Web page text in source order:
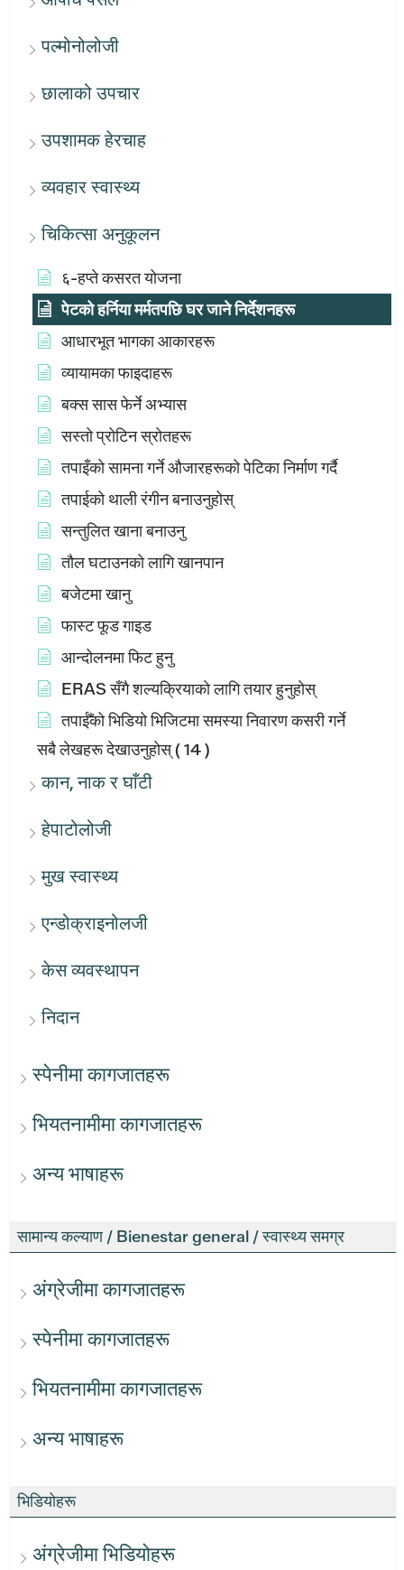
पल्मोनोलोजी
छालाको उपचार
उपशामक हेरचाह
व्यवहार स्वास्थ्य
चिकित्सा अनुकूलन
६-हप्ते कसरत योजना
पेटको हर्निया मर्मतपछि घर जाने निर्देशनहरू
आधारभूत भागका आकारहरू
व्यायामका फाइदाहरू
बक्स सास फेर्ने अभ्यास
सस्तो प्रोटिन स्रोतहरू
तपाइँको सामना गर्ने औजारहरूको पेटिका निर्माण गर्दै
तपाईको थाली रंगीन बनाउनुहोस्
सन्तुलित खाना बनाउनु
तौल घटाउनको लागि खानपान
बजेटमा खानु
फास्ट फूड गाइड
आन्दोलनमा फिट हुनु
ERAS सँगै शल्यक्रियाको लागि तयार हुनुहोस्
तपाईँको भिडियो भिजिटमा समस्या निवारण कसरी गर्ने
सबै लेखहरू देखाउनुहोस्( 14 )
कान, नाक र घाँटी
हेपाटोलोजी
मुख स्वास्थ्य
एन्डोक्राइनोलजी
केस व्यवस्थापन
निदान
स्पेनीमा कागजातहरू
भियतनामीमा कागजातहरू
अन्य भाषाहरू
सामान्य कल्याण / Bienestar general / स्वास्थ्य समग्र
अंग्रेजीमा कागजातहरू
स्पेनीमा कागजातहरू
भियतनामीमा कागजातहरू
अन्य भाषाहरू
भिडियोहरू
अंग्रेजीमा भिडियोहरू